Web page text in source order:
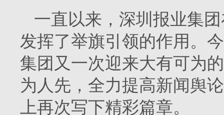
一直以来，深圳报业集
发挥了举旗引领的作用。
集团又一次迎来大有可为
为人先，全力提高新闻舆
上再次写下精彩篇章。